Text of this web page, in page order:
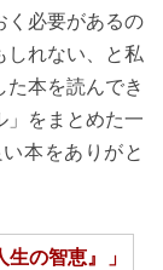
く必要があるの
しれない、と私
本を読んでき
」をまとめた一
本をありがと
の智恵』」